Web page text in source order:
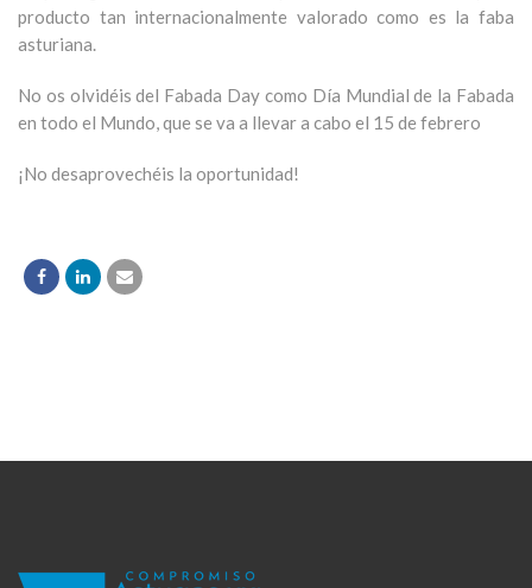
producto tan internacionalmente valorado como es la faba
asturiana.
No os olvidéis del Fabada Day como Día Mundial de la Fabada
en todo el Mundo, que se va a llevar a cabo el 15 de febrero
¡No desaprovechéis la oportunidad!